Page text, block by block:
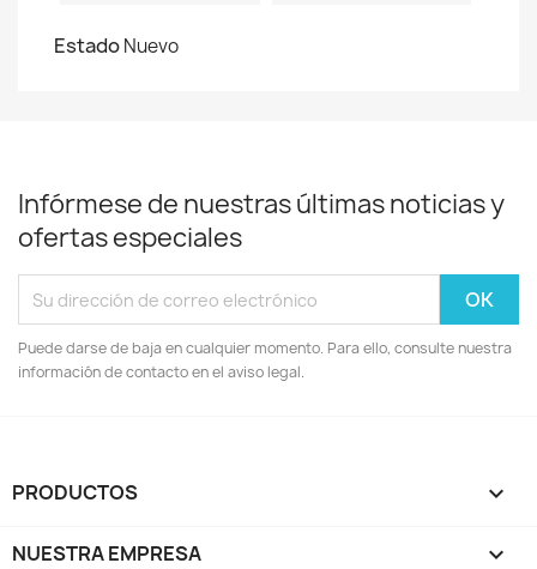
EstadoNuevo
Infórmese de nuestras últimas noticias y
ofertas especiales
Puede darse de baja en cualquier momento. Para ello, consulte nuestra
información de contacto en el aviso legal.
PRODUCTOS 
NUESTRA EMPRESA 